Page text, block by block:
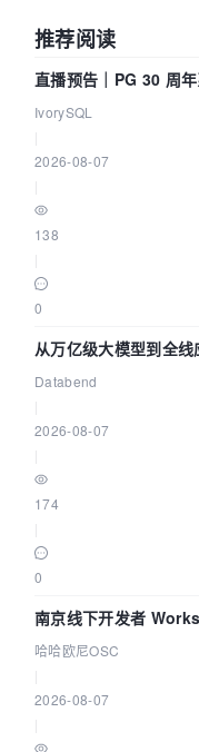
推荐阅读
直播预告｜PG 30 周
核——我们改得动吗？
IvorySQL
2026-08-07
138
0
从万亿级大模型到全
企业构建全链路 Trace
Databend
2026-08-07
174
0
南京线下开发者
智能 Agent 应用
哈哈欧尼OSC
2026-08-07